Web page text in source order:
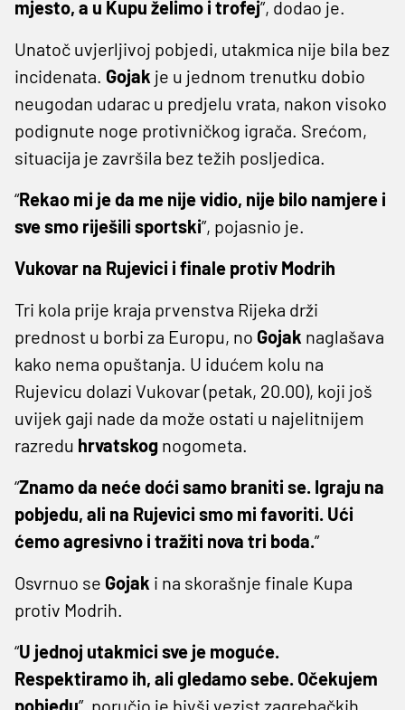
mjesto, a u Kupu želimo i trofej”, dodao je.
Unatoč uvjerljivoj pobjedi, utakmica nije bila bez
incidenata. Gojak je u jednom trenutku dobio
neugodan udarac u predjelu vrata, nakon visoko
podignute noge protivničkog igrača. Srećom,
situacija je završila bez težih posljedica.
“Rekao mi je da me nije vidio, nije bilo namjere i
sve smo riješili sportski”, pojasnio je.
Vukovar na Rujevici i finale protiv Modrih
Tri kola prije kraja prvenstva Rijeka drži
prednost u borbi za Europu, no Gojak naglašava
kako nema opuštanja. U idućem kolu na
Rujevicu dolazi Vukovar (petak, 20.00), koji još
uvijek gaji nade da može ostati u najelitnijem
razredu hrvatskog nogometa.
“Znamo da neće doći samo braniti se. Igraju na
pobjedu, ali na Rujevici smo mi favoriti. Ući
ćemo agresivno i tražiti nova tri boda.”
Osvrnuo se Gojak i na skorašnje finale Kupa
protiv Modrih.
“U jednoj utakmici sve je moguće.
Respektiramo ih, ali gledamo sebe. Očekujem
pobjedu”, poručio je bivši vezist zagrebačkih